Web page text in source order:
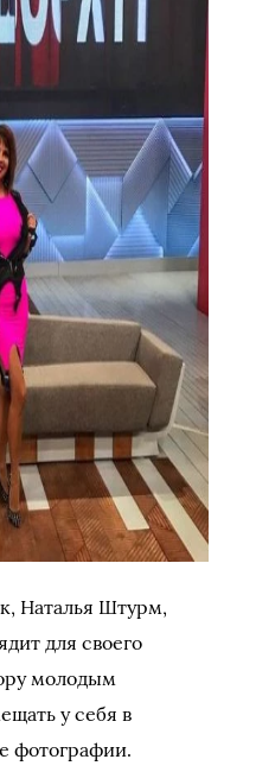
Наталья Штурм,
для своего
молодым
у себя в
фотографии.